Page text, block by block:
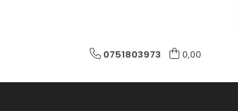
0751803973 0,00